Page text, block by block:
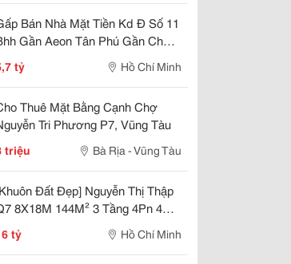
Bán Nhà Mặt Tiền Kd Đ Số 11
Gần Aeon Tân Phú Gần Chợ
26/3-2 Tầng 60M2-5 Tỷ7
tỷ Hồ Chí Minh
Thuê Mặt Bằng Cạnh Chợ
Tri Phương P7, Vũng Tàu
triệu Bà Rịa - Vũng Tàu
Đất Đẹp] Nguyễn Thị Thập
8X18M 144M² 3 Tầng 4Pn 4Wc
tỷ Hồ Chí Minh